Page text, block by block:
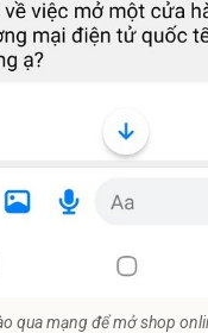
qua mạng để mở shop